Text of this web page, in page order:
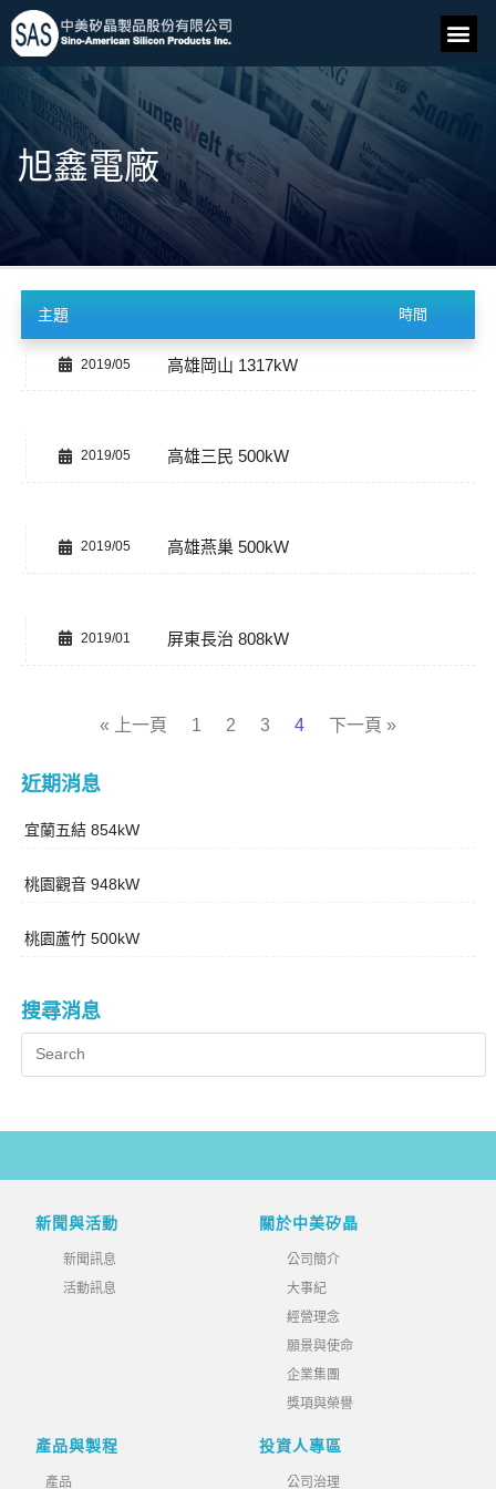
旭鑫電廠
主題 時間
2019/05 高雄岡山 1317kW
2019/05 高雄三民 500kW
2019/05 高雄燕巢 500kW
2019/01 屏東長治 808kW
« 上一頁 1 2 3 4 下一頁 »
近期消息
宜蘭五結 854kW
桃園觀音 948kW
桃園蘆竹 500kW
搜尋消息
新聞與活動
新聞訊息
活動訊息
關於中美矽晶
公司簡介
大事紀
經營理念
願景與使命
企業集團
獎項與榮譽
產品與製程
產品
投資人專區
公司治理